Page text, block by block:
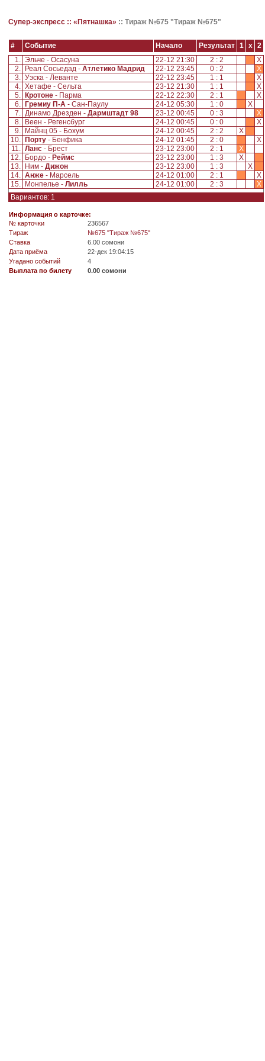
Супер-экспресс :: «Пятнашка» :: Тираж №675 "Тираж №675"
# Событие Начало Результат 1 x
2
1. Эльче - Осасуна 22-12 21:30 2 : 2
X
2.
Реал Сосьедад - Атлетико Мадрид 22-12 23:45 0 : 2
X
3. Уэска - Леванте 22-12 23:45 1 : 1
X
4. Хетафе - Сельта 23-12 21:30 1 : 1
X
5.
Кротоне - Парма 22-12 22:30 2 : 1
X
6.
Гремиу П-А - Сан-Паулу 24-12 05:30 1 : 0
X
7. Динамо Дрезден - Дармштадт 98 23-12 00:45 0 : 3
X
8.
Веен - Регенсбург 24-12 00:45 0 : 0
X
9.
Майнц 05 - Бохум 24-12 00:45 2 : 2
X
10.
Порту - Бенфика 24-12 01:45 2 : 0
X
11. Ланс - Брест 23-12 23:00 2 : 1
X
12.
Бордо - Реймс 23-12 23:00 1 : 3
X
13.
Ним - Дижон 23-12 23:00 1 : 3
X
14. Анже - Марсель 24-12 01:00 2 : 1
X
15.
Монпелье - Лилль 24-12 01:00 2 : 3
X
Вариантов: 1
Информация о карточке:
№ карточки
236567
Tираж
№675 "Тираж №675"
Ставка
6.00 сомони
Дата приёма
22-дек 19:04:15
Угадано событий
4
Выплата по билету
0.00 сомони